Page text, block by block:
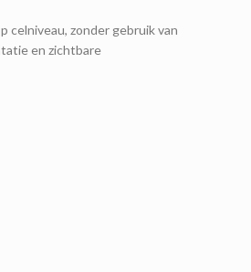
zonder gebruik van
en zichtbare